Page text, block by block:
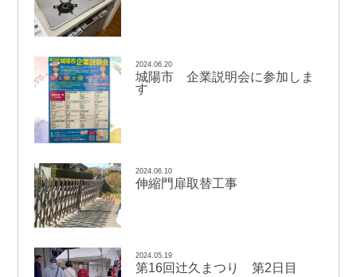
2024.06.20
城陽市 企業説明会に参加しま
す
2024.06.10
伸縮門扉取替工事
2024.05.19
第16回辻久まつり 第2日目